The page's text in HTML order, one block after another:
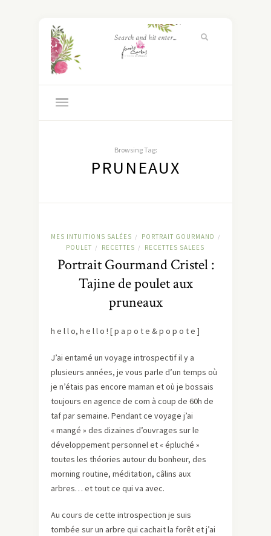
Browsing Tag:
PRUNEAUX
MES INTUITIONS SALÉES / PORTRAIT GOURMAND /
POULET / RECETTES / RECETTES SALEES
Portrait Gourmand Cristel :
Tajine de poulet aux
pruneaux
h e l l o, h e l l o ! [ p a p o t e & p o p o t e ]
J’ai entamé un voyage introspectif il y a
plusieurs années, je vous parle d’un temps où
je n’étais pas encore maman et où je bossais
toujours en agence de com à coup de 60h de
taf par semaine. Pendant ce voyage j’ai
« mangé » des dizaines d’ouvrages sur le
développement personnel et « épluché »
toutes les théories autour du bonheur, des
morning routine, méditation, câlins aux
arbres… et tout ce qui va avec.
Au cours de cette introspection je suis
tombée sur un arbre qui cachait la forêt et j’ai